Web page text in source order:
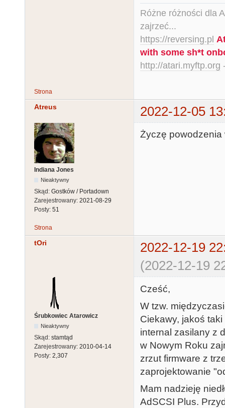
Różne różności dla
zajrzeć...
https://reversing.pl
with some sh*t
http://atari.myftp.org
Strona
Atreus 2022-12-05
Indiana Jones
Nieaktywny
Skąd: Gostków / Portadown
Zarejestrowany: 2021-08-29
Posty: 51
Życzę powodzenia
Strona
tOri
2022-12-19
(2022-12-19
Śrubkowiec Atarowicz
Nieaktywny
Skąd: stamtąd
Zarejestrowany: 2010-04-14
Posty: 2,307
Cześć,
W tzw.
Ciekawy, jakoś
internal zasilany z
w Nowym Roku
zrzut firmware z
zaprojektowanie
Mam nadzieję
AdSCSI Plus.